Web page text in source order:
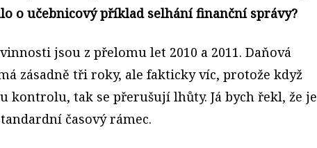
o učebnicový příklad selhání finanční správy?
jsou z přelomu let 2010 a 2011. Daňová
zásadně tři roky, ale fakticky víc, protože když
kontrolu, tak se přerušují lhůty. Já bych řekl, že je
časový rámec.